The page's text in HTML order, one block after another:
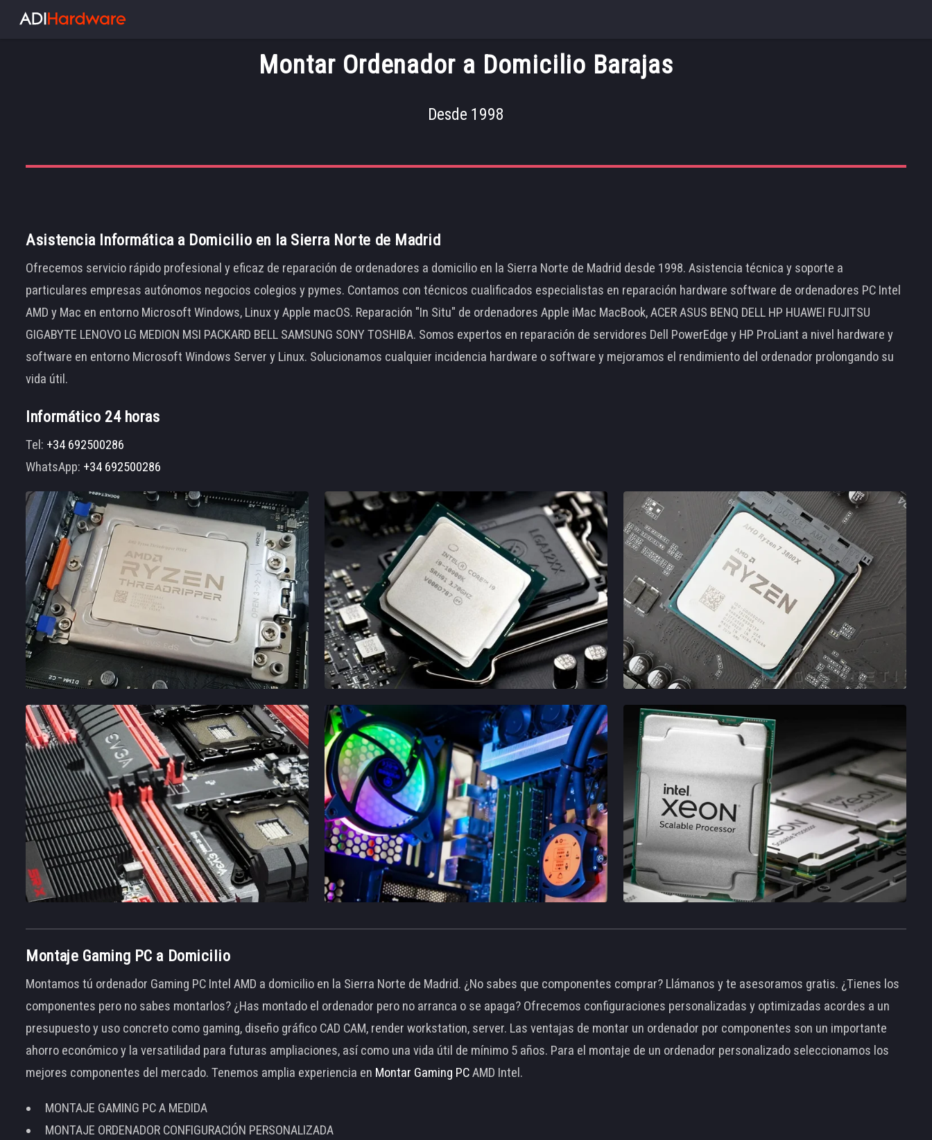
Montar Ordenador a Domicilio Barajas
Desde 1998
Asistencia Informática a Domicilio en la Sierra Norte de Madrid
Ofrecemos servicio rápido profesional y eficaz de reparación de ordenadores a domicilio en la Sierra Norte de Madrid desde 1998. Asistencia técnica y soporte a
particulares empresas autónomos negocios colegios y pymes. Contamos con técnicos cualificados especialistas en reparación hardware software de ordenadores PC Intel
AMD y Mac en entorno Microsoft Windows, Linux y Apple macOS. Reparación "In Situ" de ordenadores Apple iMac MacBook, ACER ASUS BENQ DELL HP HUAWEI FUJITSU
GIGABYTE LENOVO LG MEDION MSI PACKARD BELL SAMSUNG SONY TOSHIBA. Somos expertos en reparación de servidores Dell PowerEdge y HP ProLiant a nivel hardware y
software en entorno Microsoft Windows Server y Linux. Solucionamos cualquier incidencia hardware o software y mejoramos el rendimiento del ordenador prolongando su
vida útil.
Informático 24 horas
Tel: +34 692500286
WhatsApp: +34 692500286
Montaje Gaming PC a Domicilio
Montamos tú ordenador Gaming PC Intel AMD a domicilio en la Sierra Norte de Madrid. ¿No sabes que componentes comprar? Llámanos y te asesoramos gratis. ¿Tienes los
componentes pero no sabes montarlos? ¿Has montado el ordenador pero no arranca o se apaga? Ofrecemos configuraciones personalizadas y optimizadas acordes a un
presupuesto y uso concreto como gaming, diseño gráfico CAD CAM, render workstation, server. Las ventajas de montar un ordenador por componentes son un importante
ahorro económico y la versatilidad para futuras ampliaciones, así como una vida útil de mínimo 5 años. Para el montaje de un ordenador personalizado seleccionamos los
mejores componentes del mercado. Tenemos amplia experiencia en Montar Gaming PCAMD Intel.
MONTAJE GAMING PC A MEDIDA
MONTAJE ORDENADOR CONFIGURACIÓN PERSONALIZADA